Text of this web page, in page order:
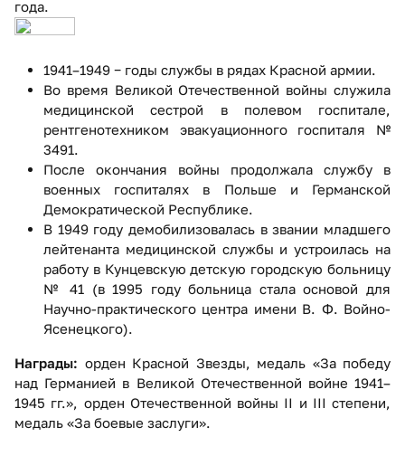
года.
1941–1949 − годы службы в рядах Красной армии.
Во время Великой Отечественной войны служила
медицинской сестрой в полевом госпитале,
рентгенотехником эвакуационного госпиталя №
3491.
После окончания войны продолжала службу в
военных госпиталях в Польше и Германской
Демократической Республике.
В 1949 году демобилизовалась в звании младшего
лейтенанта медицинской службы и устроилась на
работу в Кунцевскую детскую городскую больницу
№ 41 (в 1995 году больница стала основой для
Научно-практического центра имени В. Ф. Войно-
Ясенецкого).
Награды: орден Красной Звезды, медаль «За победу
над Германией в Великой Отечественной войне 1941–
1945 гг.», орден Отечественной войны II и III степени,
медаль «За боевые заслуги».